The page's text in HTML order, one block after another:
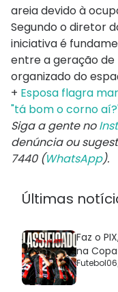
areia devido à
Segundo o diretor
iniciativa é
entre a geração de
organizado do
+ Esposa flagra
"tá bom o corno
Siga a gente no
denúncia ou
7440 (WhatsApp).
Últimas
Faz o
na
Futebol